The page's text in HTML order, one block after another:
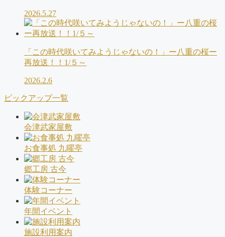
2026.5.27
「この時代咲いてみようじゃないの！」ー八重の桜ー
再放送！！1/５～
2026.2.6
ピックアップ一覧
会津武家屋敷
お食事処 九曜亭
郷工房 古今
体験コーナー
年間イベント
施設利用案内